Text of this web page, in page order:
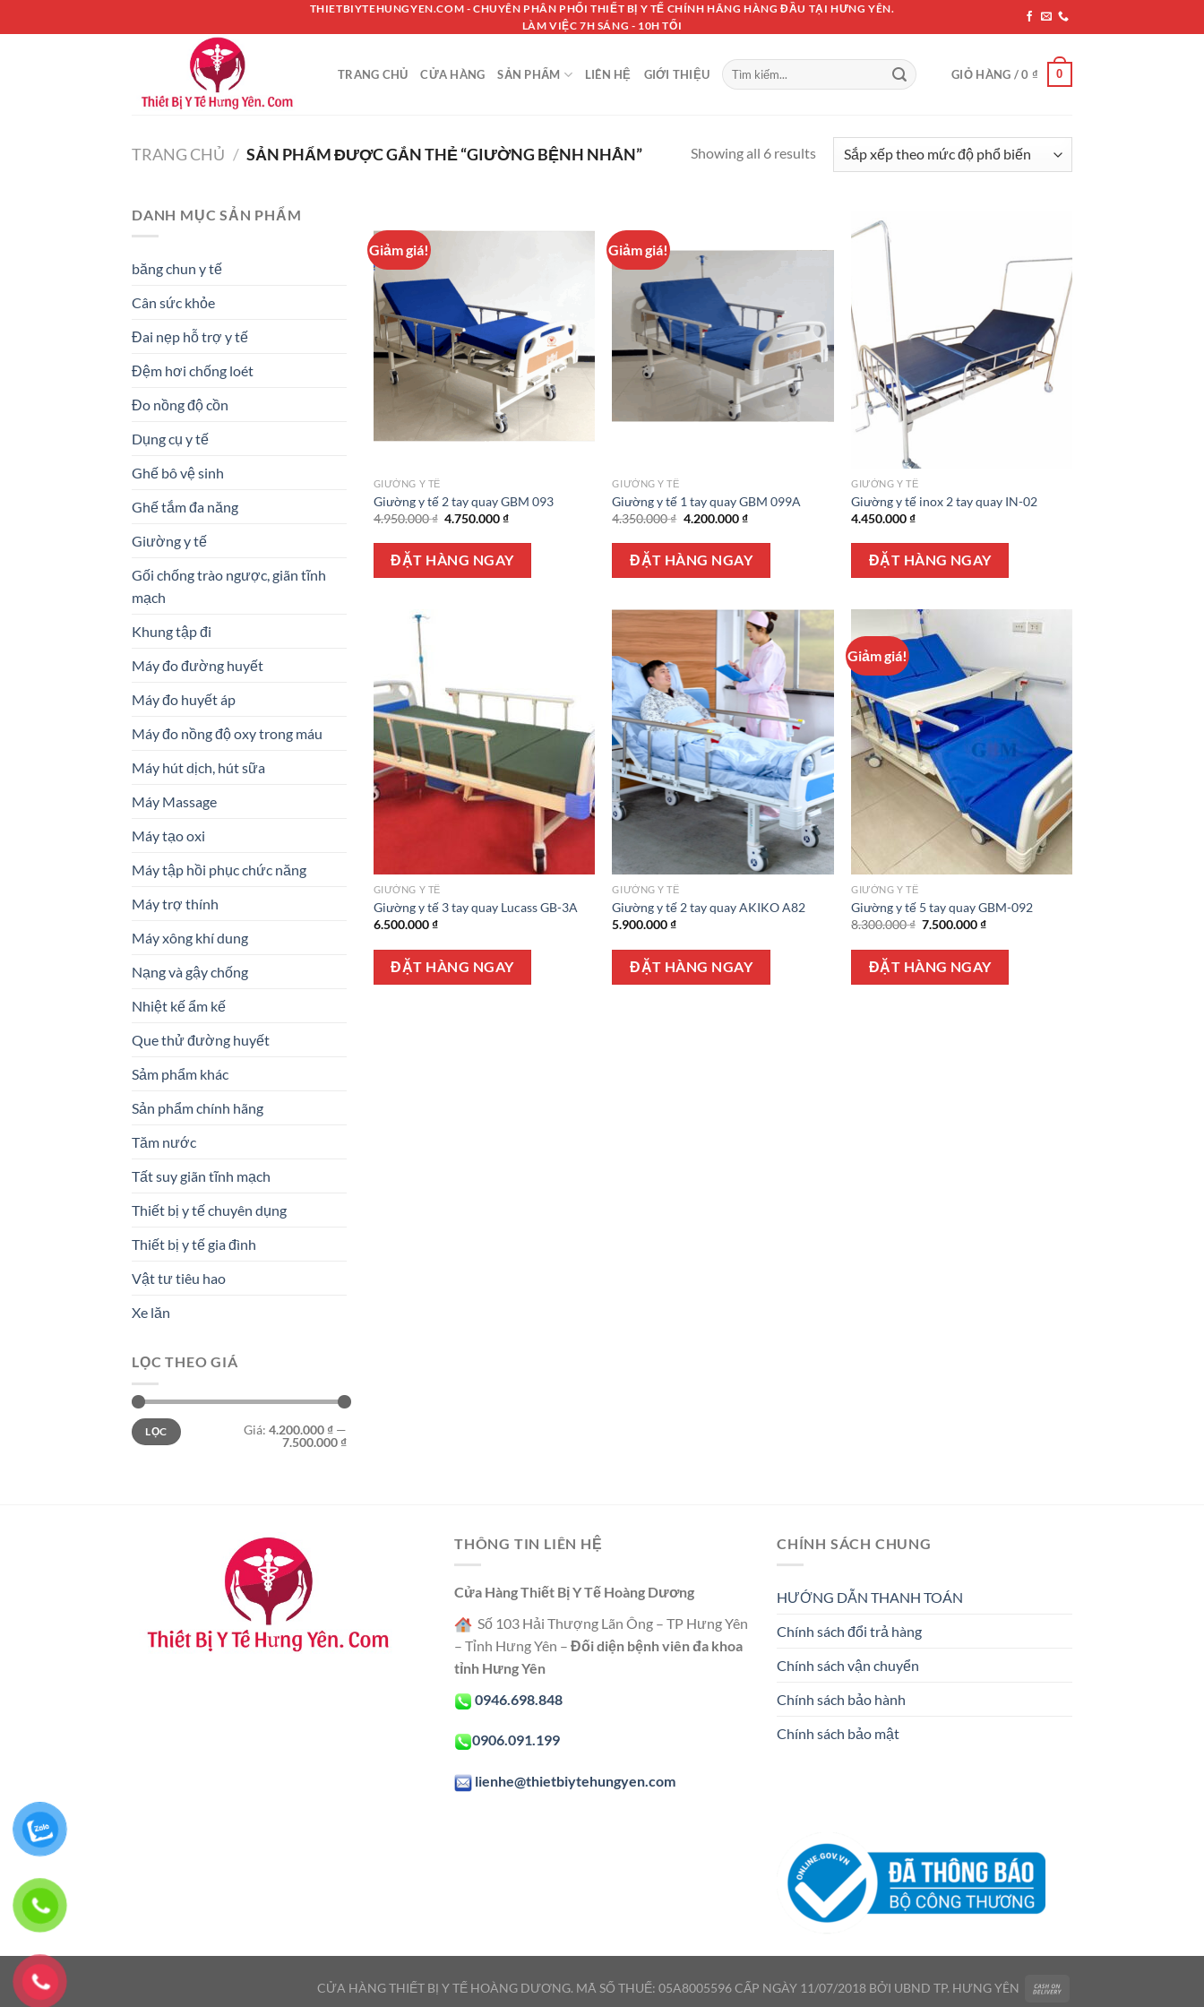
đến
THIETBIYTEHUNGYEN.COM - CHUYÊN PHÂN PHỐI THIẾT BỊ Y TẾ CHÍNH HÃNG HÀNG ĐẦU TẠI HƯNG YÊN.
LÀM VIỆC 7H SÁNG - 10H TỐI
TRANG CHỦ CỬA HÀNG SẢN PHẨM LIÊN HỆ GIỚI THIỆU
Tìm
kiếm:
GIỎ HÀNG /0 ₫ 0
TRANG CHỦ / SẢN PHẨM ĐƯỢC GẮN THẺ “GIƯỜNG BỆNH NHÂN” Showing all 6 results
DANH MỤC SẢN PHẨM
băng chun y tế
Cân sức khỏe
Đai nẹp hỗ trợ y tế
Đệm hơi chống loét
Đo nồng độ cồn
Dụng cụ y tế
Ghế bô vệ sinh
Ghế tắm đa năng
Giường y tế
Gối chống trào ngược, giãn tĩnh
mạch
Khung tập đi
Máy đo đường huyết
Máy đo huyết áp
Máy đo nồng độ oxy trong máu
Máy hút dịch, hút sữa
Máy Massage
Máy tạo oxi
Máy tập hồi phục chức năng
Máy trợ thính
Máy xông khí dung
Nạng và gậy chống
Nhiệt kế ẩm kế
Que thử đường huyết
Sảm phẩm khác
Sản phẩm chính hãng
Tăm nước
Tất suy giãn tĩnh mạch
Thiết bị y tế chuyên dụng
Thiết bị y tế gia đình
Vật tư tiêu hao
Xe lăn
LỌC THEO GIÁ
Giá
tối
thiểu
Giá
tối
đa
LỌC Giá: 4.200.000 ₫ —
7.500.000 ₫
Giảm giá!
GIƯỜNG Y TẾ
Giường y tế 2 tay quay GBM 093
4.950.000₫ Giá
là:
4.950.000 ₫.
4.750.000₫Giá
tại
là:
4.750.000 ₫.
ĐẶT HÀNG NGAY
Giảm giá!
GIƯỜNG Y TẾ
Giường y tế 1 tay quay GBM 099A
4.350.000₫ Giá
là:
4.350.000 ₫.
4.200.000₫Giá
tại
là:
4.200.000 ₫.
ĐẶT HÀNG NGAY
GIƯỜNG Y TẾ
Giường y tế inox 2 tay quay IN-02
4.450.000₫
ĐẶT HÀNG NGAY
GIƯỜNG Y TẾ
Giường y tế 3 tay quay Lucass GB-3A
6.500.000₫
ĐẶT HÀNG NGAY
GIƯỜNG Y TẾ
Giường y tế 2 tay quay AKIKO A82
5.900.000₫
ĐẶT HÀNG NGAY
Giảm giá!
GIƯỜNG Y TẾ
Giường y tế 5 tay quay GBM-092
8.300.000₫ Giá
là:
8.300.000 ₫.
7.500.000₫Giá
tại
là:
7.500.000 ₫.
ĐẶT HÀNG NGAY
THÔNG TIN LIÊN HỆ
Cửa Hàng Thiết Bị Y Tế Hoàng Dương
Số 103 Hải Thượng Lãn Ông – TP Hưng Yên
– Tỉnh Hưng Yên – Đối diện bệnh viên đa khoa
tỉnh Hưng Yên
0946.698.848
0906.091.199
lienhe@thietbiytehungyen.com
CHÍNH SÁCH CHUNG
HƯỚNG DẪN THANH TOÁN
Chính sách đổi trả hàng
Chính sách vận chuyển
Chính sách bảo hành
Chính sách bảo mật
CỬA HÀNG THIẾT BỊ Y TẾ HOÀNG DƯƠNG. MÃ SỐ THUẾ: 05A8005596 CẤP NGÀY 11/07/2018 BỞI UBND TP. HƯNG YÊN